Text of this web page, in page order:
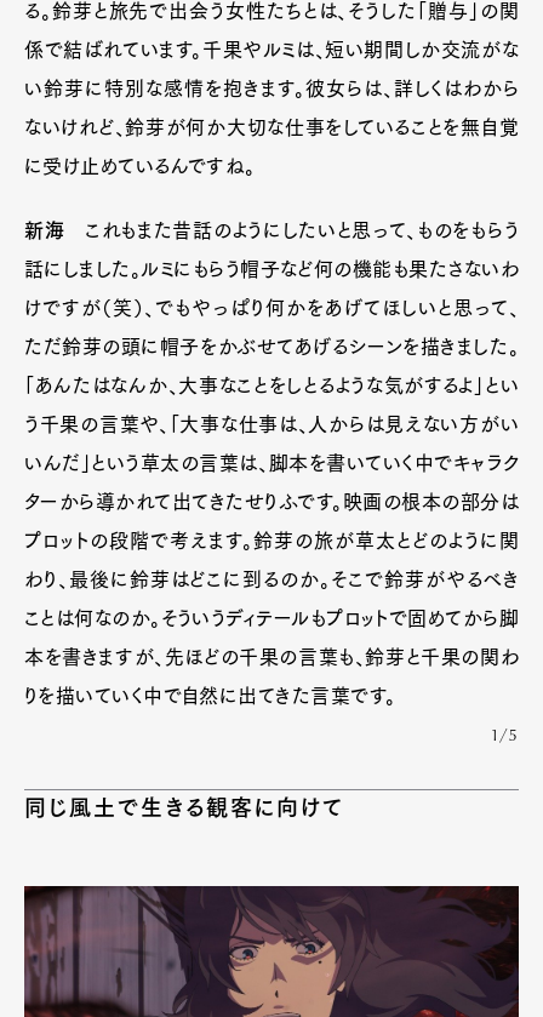
る。鈴芽と旅先で出会う女性たちとは、そうした「贈与」の関
係で結ばれています。千果やルミは、短い期間しか交流がな
い鈴芽に特別な感情を抱きます。彼女らは、詳しくはわから
ないけれど、鈴芽が何か大切な仕事をしていることを無自覚
に受け止めているんですね。
新海 これもまた昔話のようにしたいと思って、ものをもらう
話にしました。ルミにもらう帽子など何の機能も果たさないわ
けですが（笑）、でもやっぱり何かをあげてほしいと思って、
ただ鈴芽の頭に帽子をかぶせてあげるシーンを描きました。
「あんたはなんか、大事なことをしとるような気がするよ」とい
う千果の言葉や、「大事な仕事は、人からは見えない方がい
いんだ」という草太の言葉は、脚本を書いていく中でキャラク
ターから導かれて出てきたせりふです。映画の根本の部分は
プロットの段階で考えます。鈴芽の旅が草太とどのように関
わり、最後に鈴芽はどこに到るのか。そこで鈴芽がやるべき
ことは何なのか。そういうディテールもプロットで固めてから脚
本を書きますが、先ほどの千果の言葉も、鈴芽と千果の関わ
りを描いていく中で自然に出てきた言葉です。
1/5
同じ風土で生きる観客に向けて